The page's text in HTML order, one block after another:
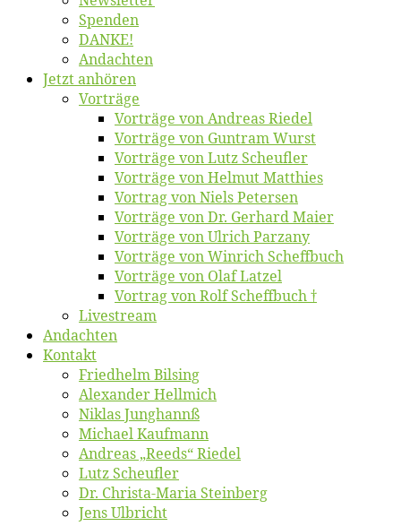
Spen­den
DANKE!
An­dach­ten
Jetzt an­hö­ren
Vor­trä­ge
Vor­trä­ge von An­dre­as Riedel
Vor­trä­ge von Gun­tram Wurst
Vor­trä­ge von Lutz Scheufler
Vor­trä­ge von Hel­mut Matthies
Vor­trag von Niels Petersen
Vor­trä­ge von Dr. Ger­hard Maier
Vor­trä­ge von Ul­rich Parzany
Vor­trä­ge von Win­rich Scheffbuch
Vor­trä­ge von Olaf Latzel
Vor­trag von Rolf Scheffbuch †
Live­stream
An­dach­ten
Kon­takt
Fried­helm Bilsing
Alex­an­der Hellmich
Ni­klas Junghannß
Mi­cha­el Kaufmann
An­dre­as „Reeds“ Riedel
Lutz Scheuf­ler
Dr. Chris­­ta-Ma­ria Steinberg
Jens Ulb­richt